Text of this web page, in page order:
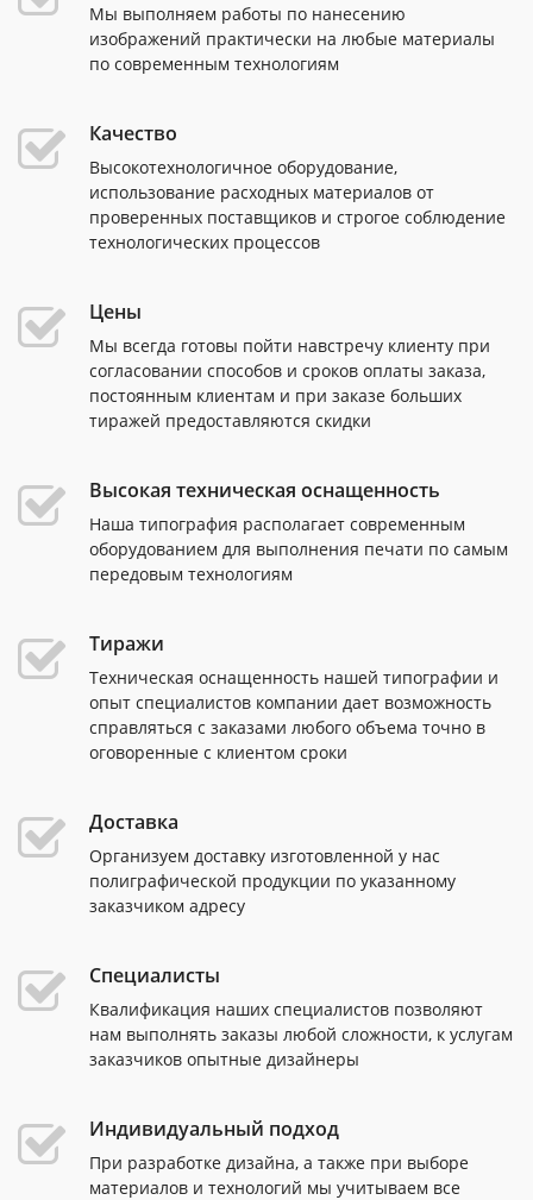
Мы выполняем работы по нанесению
изображений практически на любые материалы
по современным технологиям
Качество
Высокотехнологичное оборудование,
использование расходных материалов от
проверенных поставщиков и строгое соблюдение
технологических процессов
Цены
Мы всегда готовы пойти навстречу клиенту при
согласовании способов и сроков оплаты заказа,
постоянным клиентам и при заказе больших
тиражей предоставляются скидки
Высокая техническая оснащенность
Наша типография располагает современным
оборудованием для выполнения печати по самым
передовым технологиям
Тиражи
Техническая оснащенность нашей типографии и
опыт специалистов компании дает возможность
справляться с заказами любого объема точно в
оговоренные с клиентом сроки
Доставка
Организуем доставку изготовленной у нас
полиграфической продукции по указанному
заказчиком адресу
Специалисты
Квалификация наших специалистов позволяют
нам выполнять заказы любой сложности, к услугам
заказчиков опытные дизайнеры
Индивидуальный подход
При разработке дизайна, а также при выборе
материалов и технологий мы учитываем все